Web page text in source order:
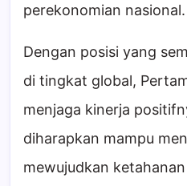
perekonomian nasional.
Dengan posisi yang
di tingkat global,
menjaga kinerja
diharapkan mampu
mewujudkan